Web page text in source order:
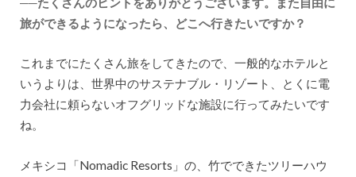
旅ができるようになったら、どこへ行きたいですか？
これまでにたくさん旅をしてきたので、一般的なホテルと
いうよりは、世界中のサステナブル・リゾート、とくに電
力会社に頼らないオフグリッドな施設に行ってみたいです
ね。
メキシコ「Nomadic Resorts」の、竹でできたツリーハウ